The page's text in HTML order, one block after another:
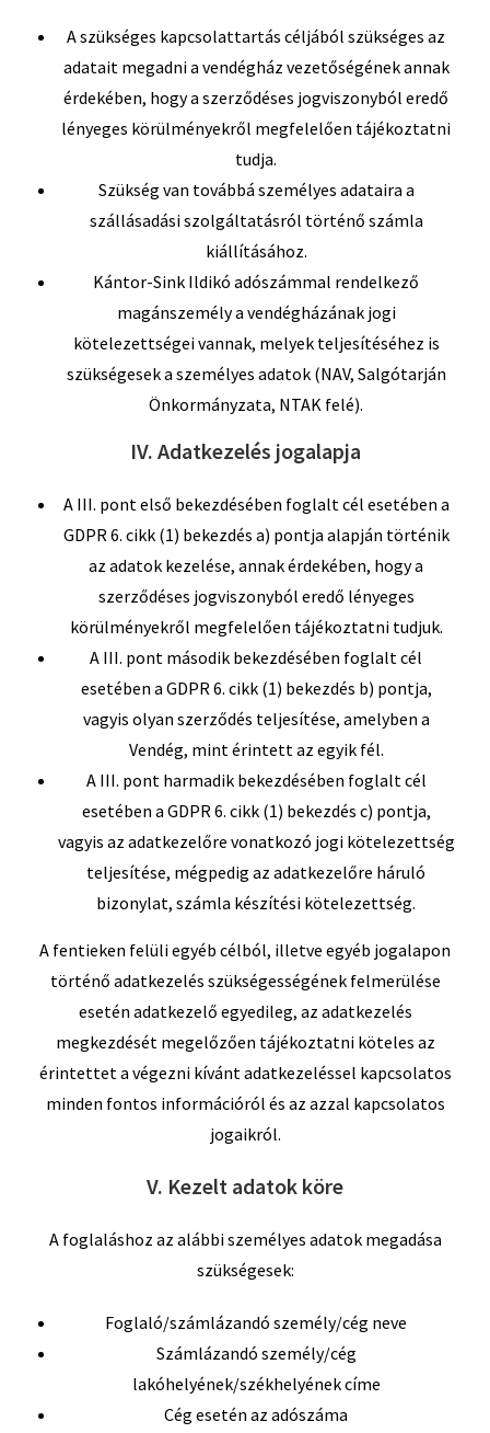
A szükséges kapcsolattartás céljából szükséges az
adatait megadni a vendégház vezetőségének annak
érdekében, hogy a szerződéses jogviszonyból eredő
lényeges körülményekről megfelelően tájékoztatni
tudja.
Szükség van továbbá személyes adataira a
szállásadási szolgáltatásról történő számla
kiállításához.
Kántor-Sink Ildikó adószámmal rendelkező
magánszemély a vendégházának jogi
kötelezettségei vannak, melyek teljesítéséhez is
szükségesek a személyes adatok (NAV, Salgótarján
Önkormányzata, NTAK felé).
IV. Adatkezelés jogalapja
A III. pont első bekezdésében foglalt cél esetében a
GDPR 6. cikk (1) bekezdés a) pontja alapján történik
az adatok kezelése, annak érdekében, hogy a
szerződéses jogviszonyból eredő lényeges
körülményekről megfelelően tájékoztatni tudjuk.
A III. pont második bekezdésében foglalt cél
esetében a GDPR 6. cikk (1) bekezdés b) pontja,
vagyis olyan szerződés teljesítése, amelyben a
Vendég, mint érintett az egyik fél.
A III. pont harmadik bekezdésében foglalt cél
esetében a GDPR 6. cikk (1) bekezdés c) pontja,
vagyis az adatkezelőre vonatkozó jogi kötelezettség
teljesítése, mégpedig az adatkezelőre háruló
bizonylat, számla készítési kötelezettség.
A fentieken felüli egyéb célból, illetve egyéb jogalapon
történő adatkezelés szükségességének felmerülése
esetén adatkezelő egyedileg, az adatkezelés
megkezdését megelőzően tájékoztatni köteles az
érintettet a végezni kívánt adatkezeléssel kapcsolatos
minden fontos információról és az azzal kapcsolatos
jogaikról.
V. Kezelt adatok köre
A foglaláshoz az alábbi személyes adatok megadása
szükségesek:
Foglaló/számlázandó személy/cég neve
Számlázandó személy/cég
lakóhelyének/székhelyének címe
Cég esetén az adószáma